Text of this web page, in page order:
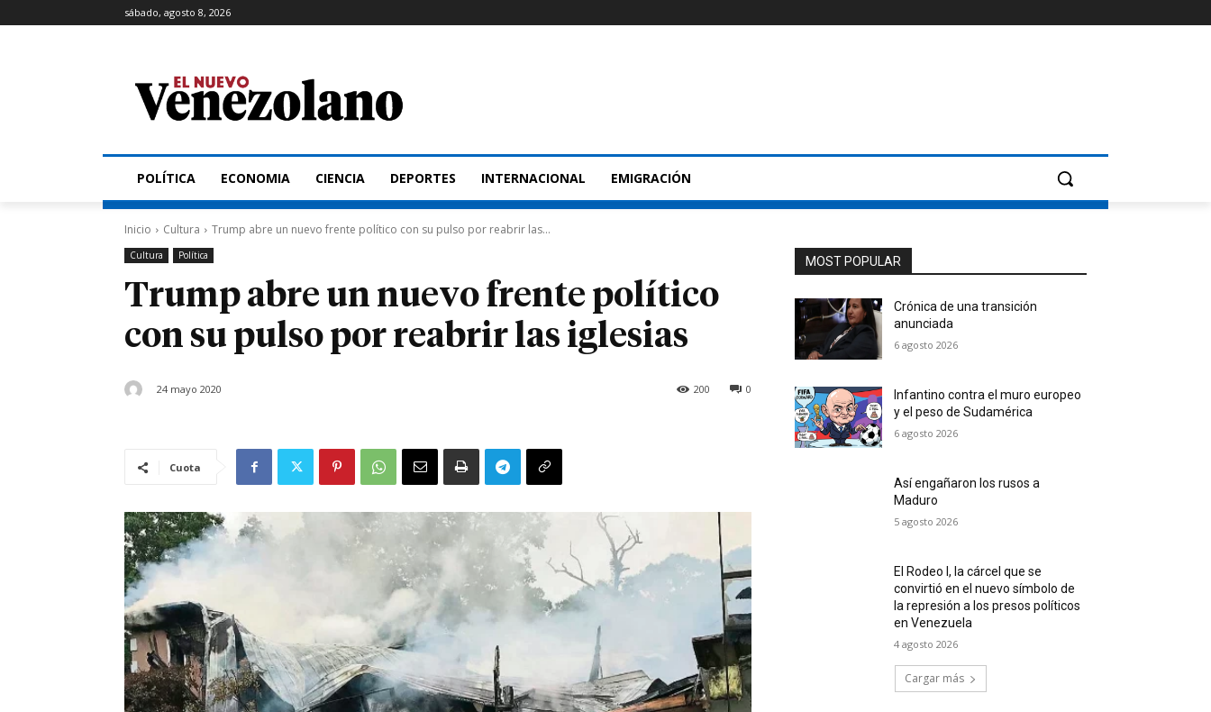
sábado, agosto 8, 2026
POLÍTICA ECONOMIA CIENCIA DEPORTES INTERNACIONAL EMIGRACIÓN
Inicio Cultura Trump abre un nuevo frente político con su pulso por reabrir las...
Cultura Política
Trump abre un nuevo frente político
con su pulso por reabrir las iglesias
24 mayo 2020 0
200
Cuota
MOST POPULAR
Crónica de una transición
anunciada
6 agosto 2026
Infantino contra el muro europeo
y el peso de Sudamérica
6 agosto 2026
Así engañaron los rusos a
Maduro
5 agosto 2026
El Rodeo I, la cárcel que se
convirtió en el nuevo símbolo de
la represión a los presos políticos
en Venezuela
4 agosto 2026
Cargar más